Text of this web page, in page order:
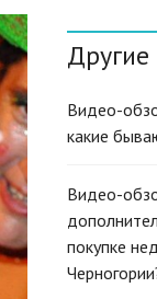
G
L
I
H
(
U
Другие
Видео-
какие
Видео-
покупке